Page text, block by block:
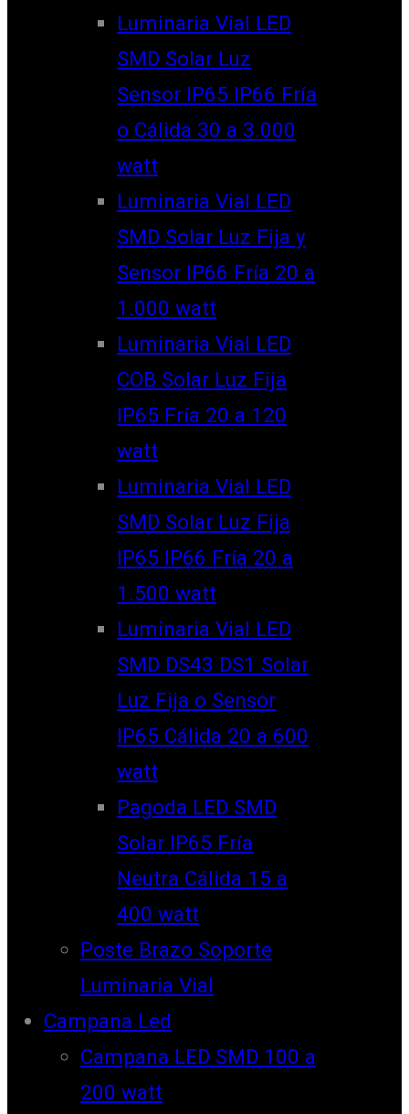
Luminaria Vial LED
SMD Solar Luz
Sensor IP65 IP66 Fría
o Cálida 30 a 3.000
watt
Luminaria Vial LED
SMD Solar Luz Fija y
Sensor IP66 Fría 20 a
1.000 watt
Luminaria Vial LED
COB Solar Luz Fija
IP65 Fría 20 a 120
watt
Luminaria Vial LED
SMD Solar Luz Fija
IP65 IP66 Fría 20 a
1.500 watt
Luminaria Vial LED
SMD DS43 DS1 Solar
Luz Fija o Sensor
IP65 Cálida 20 a 600
watt
Pagoda LED SMD
Solar IP65 Fría
Neutra Cálida 15 a
400 watt
Poste Brazo Soporte
Luminaria Vial
Campana Led
Campana LED SMD 100 a
200 watt